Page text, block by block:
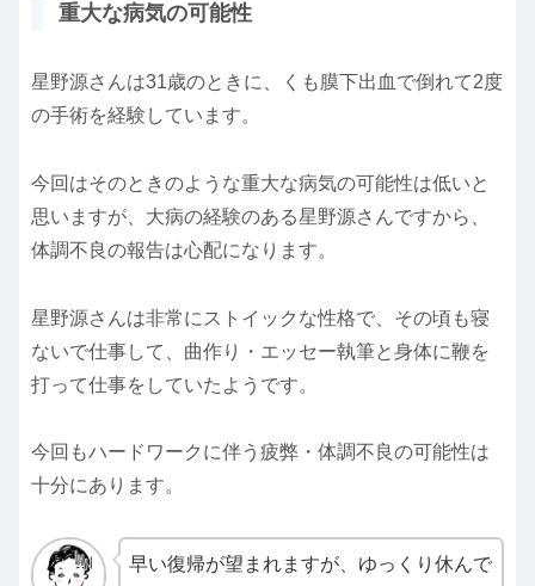
重大な病気の可能性
星野源さんは31歳のときに、くも膜下出血で倒れて2度
の手術を経験しています。
今回はそのときのような重大な病気の可能性は低いと
思いますが、大病の経験のある星野源さんですから、
体調不良の報告は心配になります。
星野源さんは非常にストイックな性格で、その頃も寝
ないで仕事して、曲作り・エッセー執筆と身体に鞭を
打って仕事をしていたようです。
今回もハードワークに伴う疲弊・体調不良の可能性は
十分にあります。
早い復帰が望まれますが、ゆっくり休んで